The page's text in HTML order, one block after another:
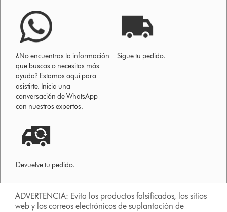
¿No encuentras la información
que buscas o necesitas más
ayuda? Estamos aquí para
asistirte. Inicia una
conversación de WhatsApp
con nuestros expertos.
Sigue tu pedido.
Devuelve tu pedido.
ADVERTENCIA: Evita los productos falsificados, los sitios
web y los correos electrónicos de suplantación de